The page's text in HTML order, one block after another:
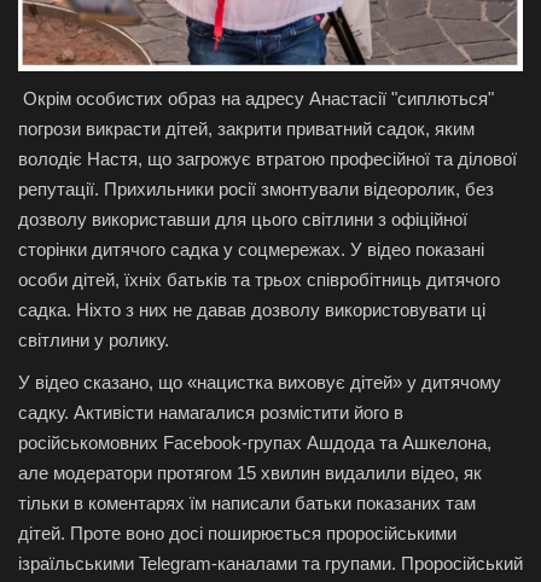
Окрім особистих образ на адресу Анастасії "сиплються"
погрози викрасти дітей, закрити приватний садок, яким
володіє Настя, що загрожує втратою професійної та ділової
репутації. Прихильники росії змонтували відеоролик, без
дозволу використавши для цього світлини з офіційної
сторінки дитячого садка у соцмережах. У відео показані
особи дітей, їхніх батьків та трьох співробітниць дитячого
садка. Ніхто з них не давав дозволу використовувати ці
світлини у ролику.
У відео сказано, що «нацистка виховує дітей» у дитячому
садку. Активісти намагалися розмістити його в
російськомовних Facebook-групах Ашдода та Ашкелона,
але модератори протягом 15 хвилин видалили відео, як
тільки в коментарях їм написали батьки показаних там
дітей. Проте воно досі поширюється проросійськими
ізраїльськими Telegram-каналами та групами. Проросійський